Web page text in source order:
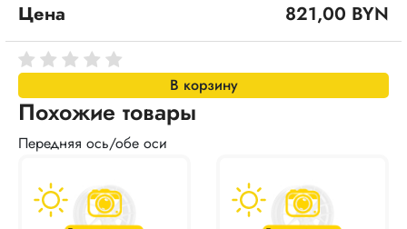
Цена 821,00 BYN
В корзину
Похожие товары
Передняя ось/обе оси